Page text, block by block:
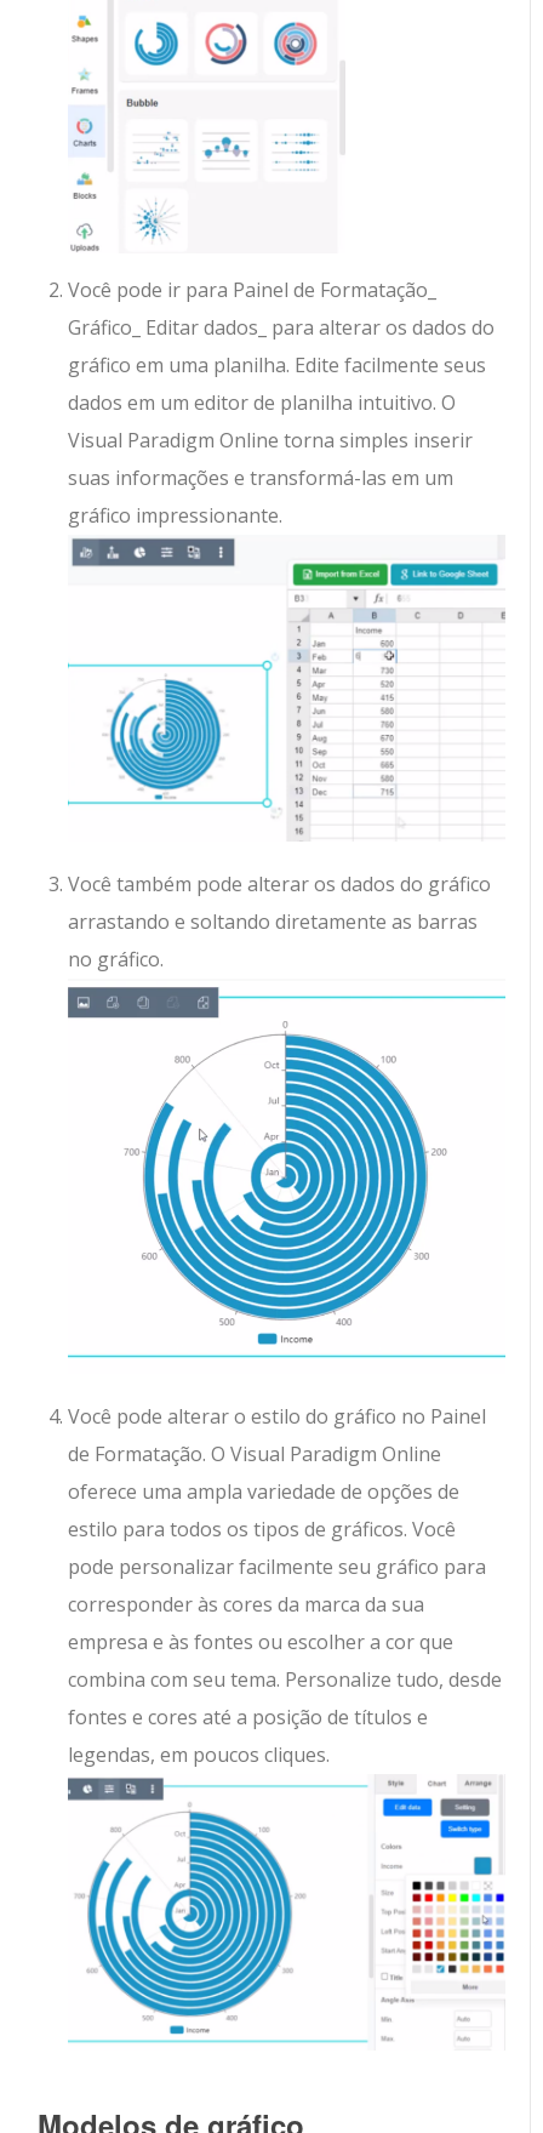
Você pode ir para Painel de Formatação_
Gráfico_ Editar dados_ para alterar os dados do
gráfico em uma planilha. Edite facilmente seus
dados em um editor de planilha intuitivo. O
Visual Paradigm Online torna simples inserir
suas informações e transformá-las em um
gráfico impressionante.
Você também pode alterar os dados do gráfico
arrastando e soltando diretamente as barras
no gráfico.
Você pode alterar o estilo do gráfico no Painel
de Formatação. O Visual Paradigm Online
oferece uma ampla variedade de opções de
estilo para todos os tipos de gráficos. Você
pode personalizar facilmente seu gráfico para
corresponder às cores da marca da sua
empresa e às fontes ou escolher a cor que
combina com seu tema. Personalize tudo, desde
fontes e cores até a posição de títulos e
legendas, em poucos cliques.
Modelos de gráfico